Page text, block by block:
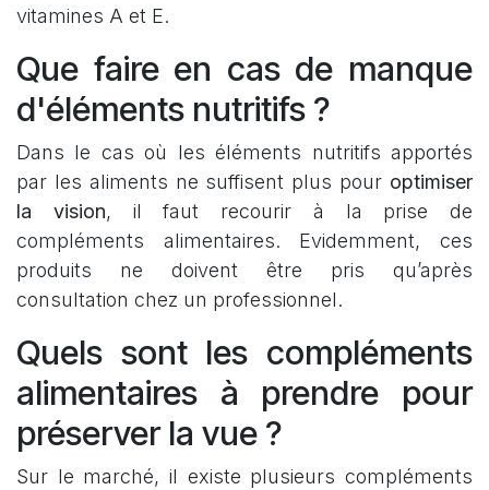
vitamines A et E.
Que faire en cas de manque
d'éléments nutritifs ?
Dans le cas où les éléments nutritifs apportés
par les aliments ne suffisent plus pour optimiser
la vision, il faut recourir à la prise de
compléments alimentaires. Evidemment, ces
produits ne doivent être pris qu’après
consultation chez un professionnel.
Quels sont les compléments
alimentaires à prendre pour
préserver la vue ?
Sur le marché, il existe plusieurs compléments